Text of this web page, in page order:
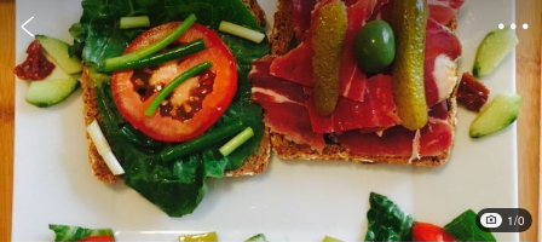
 
1/0